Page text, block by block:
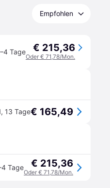
Empfohlen
Tage € 215,36
Oder € 71,78/Mon.
, 13 Tage€ 165,49
Tage € 215,36
Oder € 71,78/Mon.